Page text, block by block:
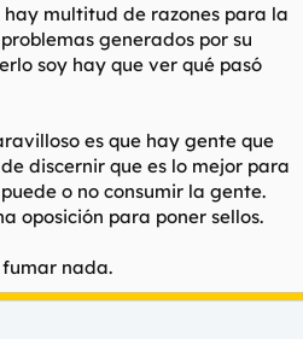
multitud de razones para la
generados por su
soy hay que ver qué pasó
es que hay gente que
discernir que es lo mejor para
o no consumir la gente.
oposición para poner sellos.
fumar nada.